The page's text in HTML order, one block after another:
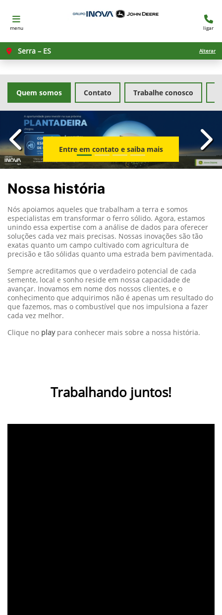
menu ligar
Serra – ES Alterar
Quem somos Contato Trabalhe conosco
Entre em contato e saiba mais
templates.template-
Nossa história
Nós apoiamos aqueles que trabalham a terra e somos
especialistas em transformar o ferro sólido. Agora, estamos
unindo essa expertise com a análise de dados para oferecer
soluções cada vez mais precisas. Nossas inovações são tão
exatas quanto um campo cultivado com agricultura de
precisão e tão sólidas quanto uma estrada bem pavimentada.
Sempre acreditamos que o verdadeiro potencial de cada
semente, local e sonho reside em nossa capacidade de
avançar. Inovamos em nome dos nossos clientes, e o
conhecimento que adquirimos não é apenas um resultado do
que fazemos, mas o combustível que nos impulsiona a fazer
cada vez melhor.
Clique no playpara conhecer mais sobre a nossa história.
Trabalhando juntos!